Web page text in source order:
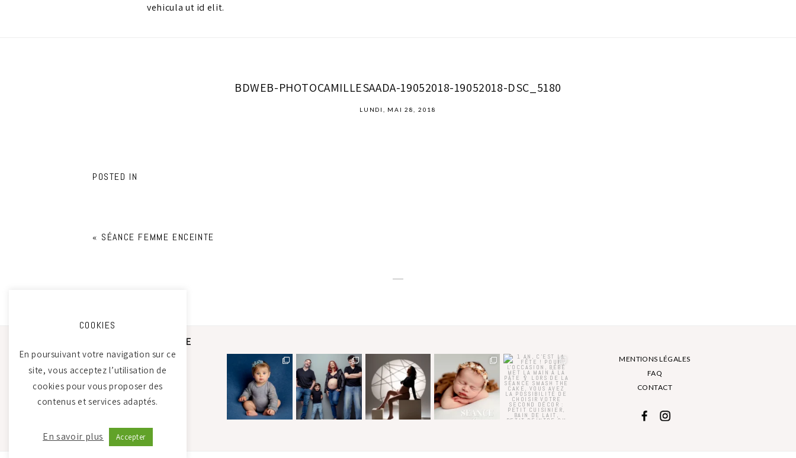
vehicula ut id elit.
BDWEB-PHOTOCAMILLESAADA-19052018-19052018-DSC_5180
LUNDI, MAI 28, 2018
POSTED IN
« SÉANCE FEMME ENCEINTE
STUDIO PHOTO CAMILLE
SAADA
Atelier Tierdam
121 La Baumondière
06 21 30 35 68
MENTIONS LÉGALES
FAQ
CONTACT
COOKIES
En poursuivant votre navigation sur ce
site, vous acceptez l’utilisation de
cookies pour vous proposer des
contenus et services adaptés.
En savoir plus Accepter